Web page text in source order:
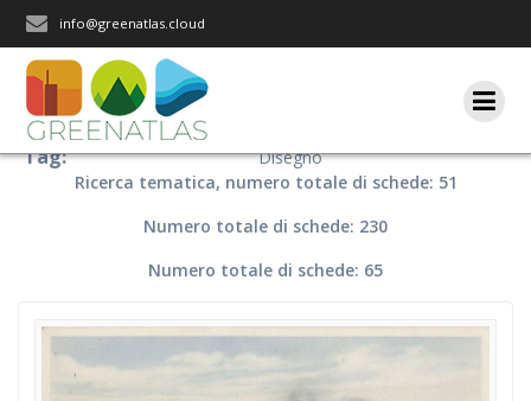
info@greenatlas.cloud
Tag:
Disegno
Ricerca tematica, numero totale di schede: 51
Numero totale di schede: 230
Numero totale di schede: 65